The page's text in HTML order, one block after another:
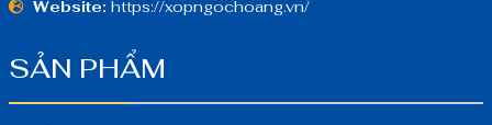
Website: https://xopngochoang.vn/
SẢN PHẨM